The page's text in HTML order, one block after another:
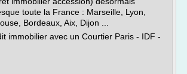
toute la France : Marseille, Lyon,
Bordeaux, Aix, Dijon ...
immobilier avec un Courtier Paris - IDF -